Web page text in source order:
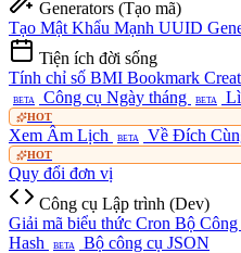
Generators (Tạo mã)
Tạo Mật Khẩu Mạnh UUID
Tiện ích đời sống
Tính chỉ số BMI Bookmark
BETA Công cụ Ngày tháng BETA
HOT
Xem Âm Lịch BETA Về Đích
HOT
Quy đổi đơn vị
Công cụ Lập trình (Dev)
Giải mã biểu thức Cron Bộ
Hash
BETA Bộ công cụ JSON